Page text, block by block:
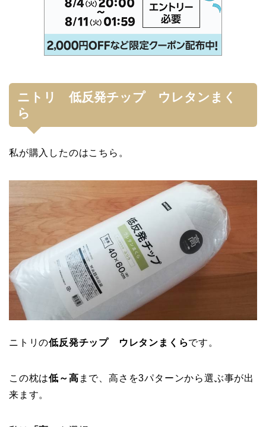
ニトリ 低反発チップ ウレタンまく
ら
私が購入したのはこちら。
ニトリの低反発チップ ウレタンまくらです。
この枕は低～高 まで、高さを3パターンから選ぶ事が出
来ます。